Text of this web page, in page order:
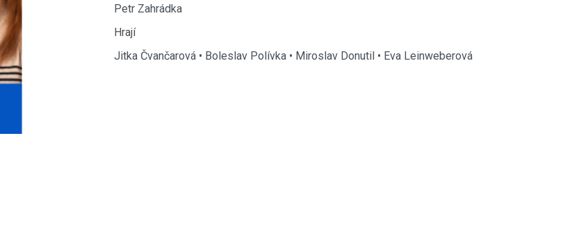
Petr Zahrádka
Hrají
Jitka Čvančarová • Boleslav Polívka • Miroslav Donutil • Eva Leinweberová